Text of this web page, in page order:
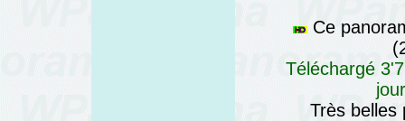
Ce
Téléchargé
Très belles